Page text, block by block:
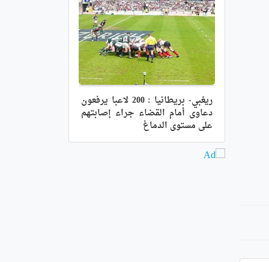
ريغبي- بريطانيا : 200 لاعبا يرفعون
دعاوى أمام القضاء جراء إصابتهم
على مستوى الدماغ